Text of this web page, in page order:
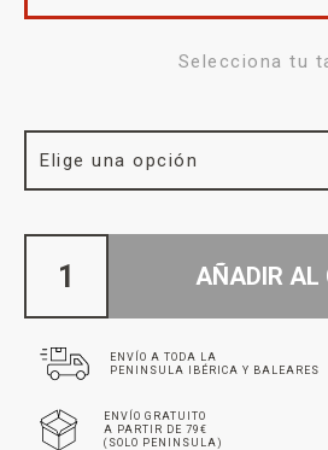
Selecciona tu
AÑADIR AL
ENVÍO A TODA LA
PENINSULA IBÉRICA Y BALEARES
ENVÍO GRATUITO
A PARTIR DE 79€
(SOLO PENINSULA)